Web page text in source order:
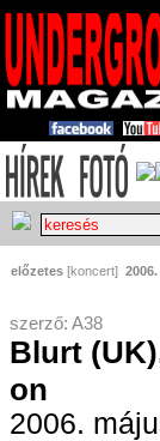
előzetes [koncert]
szerző: A38
Blurt
on
2006.